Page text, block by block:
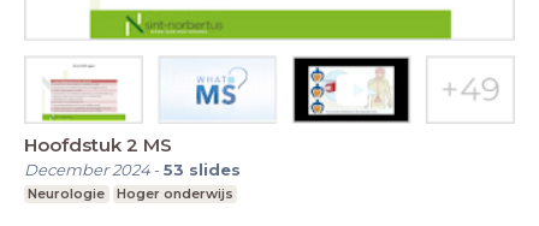
Hoofdstuk 2 MS
December 2024-53 slides
Neurologie Hoger onderwijs